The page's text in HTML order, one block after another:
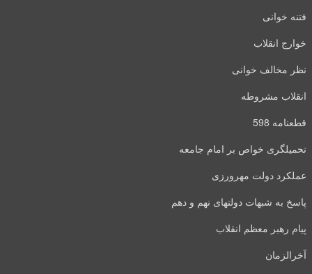
فتنه خوانی
خوارج انقلاب
نظر مخالف خوانی
انقلاب مشروطه
قطعنامه 598
تحمیلگری خواص بر امام جامعه
عملکرد دولت مهرورزی
پاسخ به شبهات دولتهای نهم و دهم
پیام رهبر معظم انقلاب
آخرالزمان